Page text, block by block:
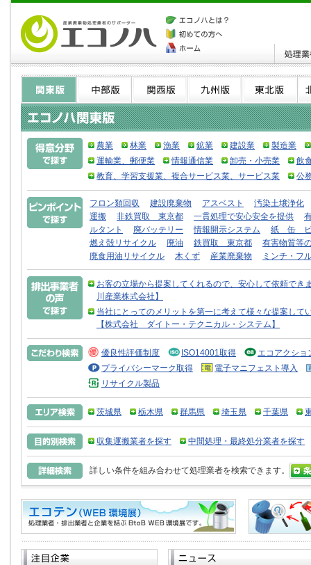
農業 林業 漁業 鉱業 建設業
製造業
運輸業、郵便業
情報通信業 卸売・小売業
飲
教育、学習支援業、複合サービス業、サービス業
公
フロン類回収 建設廃棄物 アスベスト
汚染土壌浄化
運搬
非鉄買取 東京都 一貫処理で安心安全を提供
ルタント
廃バッテリー 情報開示システム
紙 缶 ビ
燃え殻リサイクル
廃油 鉄買取 東京都
有害物質等
廃食用油リサイクル
木くず 産業廃棄物 ミンチ・フ
お客の立場から提案してくれるので、安心して依頼で
川産業株式会社】
当社にとってのメリットを第一に考えて様々な提案し
【株式会社 ダイトー・テクニカル・システム】
優良性評価制度 ISO14001取得
エコアクショ
プライバシーマーク取得
電子マニフェスト導入
リサイクル製品
茨城県 栃木県 群馬県 埼玉県 千葉県
収集運搬業者を探す 中間処理・最終処分業者を探す
詳しい条件を組み合わせて処理業者を検索できます。